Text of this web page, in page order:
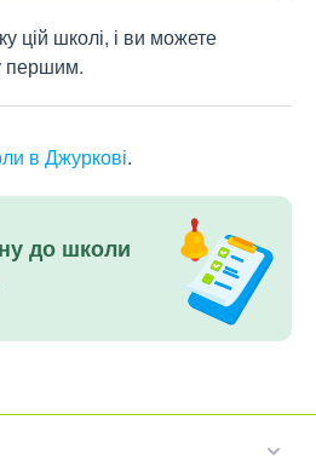
цій школі, і ви можете
першим.
в Джуркові.
до школи